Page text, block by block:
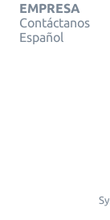
EMPRESA
Contáctanos
Español